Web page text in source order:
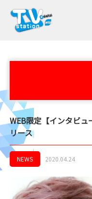
WEB限定【インタビュ
リース
NEWS 2020.04.24